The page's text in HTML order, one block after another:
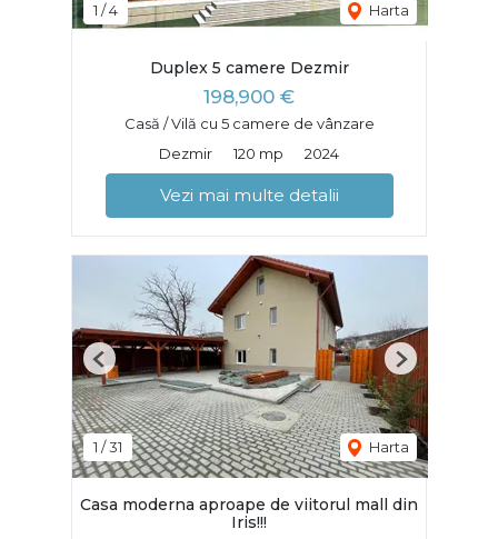
1 /4 Harta
Duplex 5 camere Dezmir
198,900 €
Casă / Vilă cu 5 camere de vânzare
Dezmir
120 mp 2024
Vezi mai multe detalii
1 /31 Harta
Previous Next
Casa moderna aproape de viitorul mall din
Iris!!!